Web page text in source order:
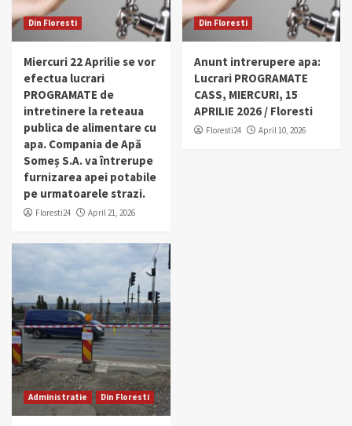
Din Floresti
Miercuri 22 Aprilie se vor
efectua lucrari
PROGRAMATE de
intretinere la reteaua
publica de alimentare cu
apa. Compania de Apă
Someș S.A. va întrerupe
furnizarea apei potabile
pe urmatoarele strazi.
Floresti24 April 21, 2026
Din Floresti
Anunt intrerupere apa:
Lucrari PROGRAMATE
CASS, MIERCURI, 15
APRILIE 2026 / Floresti
Floresti24 April 10, 2026
Administratie Din Floresti